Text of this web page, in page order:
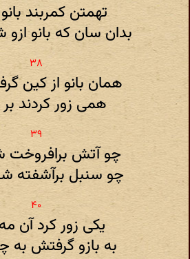
تهمتن کمربند
بدان سان که بانو
همان بانو از کین
همی زور کردند
چو آتش برافروخت
چو سنبل برآشفته
یکی زور کرد آن
به بازو گرفتش به